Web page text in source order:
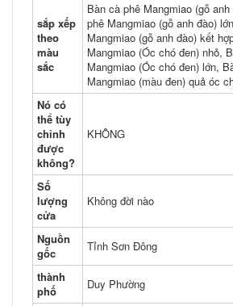
sắp xếp
theo
màu
sắc
Bàn cà phê Mangmiao (gỗ
phê Mangmiao (gỗ anh đào)
Mangmiao (gỗ anh đào) kết
Mangmiao (Óc chó đen) nhỏ,
Mangmiao (Óc chó đen) lớn,
Mangmiao (màu đen) quả óc
Nó có
thể tùy
chỉnh
được
không?
KHÔNG
Số
lượng
cửa
Không đời nào
Nguồn
gốc
Tỉnh Sơn Đông
thành
phố
Duy Phường